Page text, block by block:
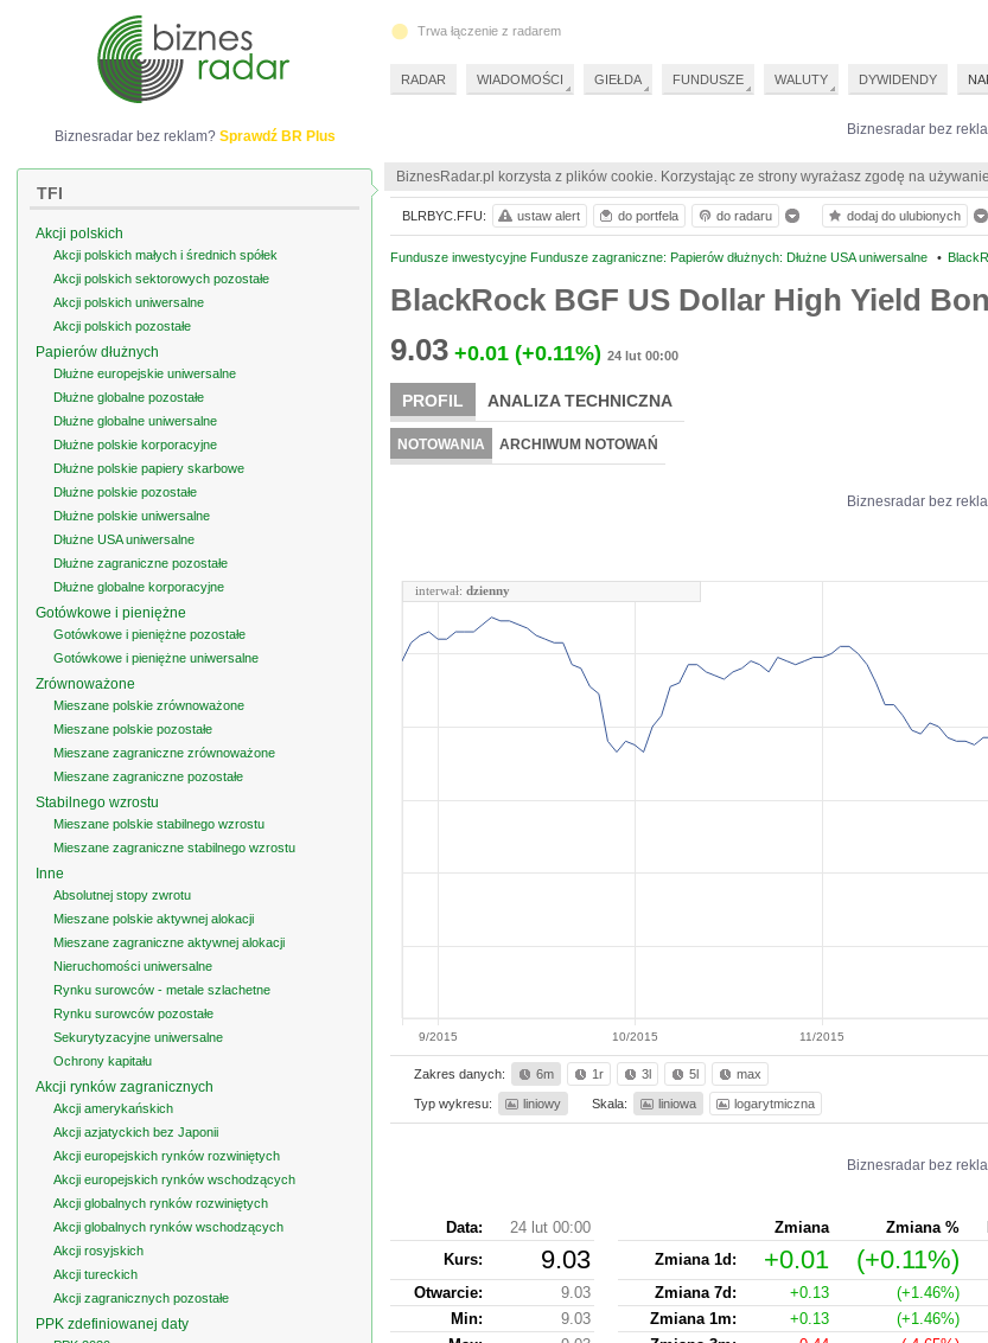
Biznesradar bez
BiznesRadar.pl korzysta z plików cookie. Korzystając ze strony wyrażasz zgodę na
Fundusze inwestycyjne Fundusze zagraniczne: Papierów dłużnych: Dłużne USA uniwersalne •
BlackRock BGF US Dollar High Yield
9.03 +0.01 (+0.11%) 24 lut 00:00
PROFIL ANALIZA TECHNICZNA
NOTOWANIA ARCHIWUM NOTOWAŃ
Biznesradar bez
9/2015 10/2015 11/2015
interwał: dzienny
Zakres danych: 6m 1r 3l 5l max
Typ wykresu: liniowy Skala: liniowa logarytmiczna
Biznesradar bez
Data:
24 lut 00:00
Kurs: 9.03
Otwarcie:
9.03
Min:
9.03
Zmiana Zmiana %
Zmiana 1d:
+0.01 (+0.11%)
Zmiana 7d: +0.13 (+1.46%)
Zmiana 1m:
+0.13 (+1.46%)
BLRBYC.FFU: ustaw alert do portfela do radaru dodaj do ulubionych
Biznesradar bez reklam? Sprawdź BR Plus
TFI
Akcji polskich
Akcji polskich małych i średnich spółek
Akcji polskich sektorowych pozostałe
Akcji polskich uniwersalne
Akcji polskich pozostałe
Papierów dłużnych
Dłużne europejskie uniwersalne
Dłużne globalne pozostałe
Dłużne globalne uniwersalne
Dłużne polskie korporacyjne
Dłużne polskie papiery skarbowe
Dłużne polskie pozostałe
Dłużne polskie uniwersalne
Dłużne USA uniwersalne
Dłużne zagraniczne pozostałe
Dłużne globalne korporacyjne
Gotówkowe i pieniężne
Gotówkowe i pieniężne pozostałe
Gotówkowe i pieniężne uniwersalne
Zrównoważone
Mieszane polskie zrównoważone
Mieszane polskie pozostałe
Mieszane zagraniczne zrównoważone
Mieszane zagraniczne pozostałe
Stabilnego wzrostu
Mieszane polskie stabilnego wzrostu
Mieszane zagraniczne stabilnego wzrostu
Inne
Absolutnej stopy zwrotu
Mieszane polskie aktywnej alokacji
Mieszane zagraniczne aktywnej alokacji
Nieruchomości uniwersalne
Rynku surowców - metale szlachetne
Rynku surowców pozostałe
Sekurytyzacyjne uniwersalne
Ochrony kapitału
Akcji rynków zagranicznych
Akcji amerykańskich
Akcji azjatyckich bez Japonii
Akcji europejskich rynków rozwiniętych
Akcji europejskich rynków wschodzących
Akcji globalnych rynków rozwiniętych
Akcji globalnych rynków wschodzących
Akcji rosyjskich
Akcji tureckich
Akcji zagranicznych pozostałe
PPK zdefiniowanej daty
Trwa łączenie z radarem
RADAR WIADOMOŚCI GIEŁDA FUNDUSZE WALUTY DYWIDENDY